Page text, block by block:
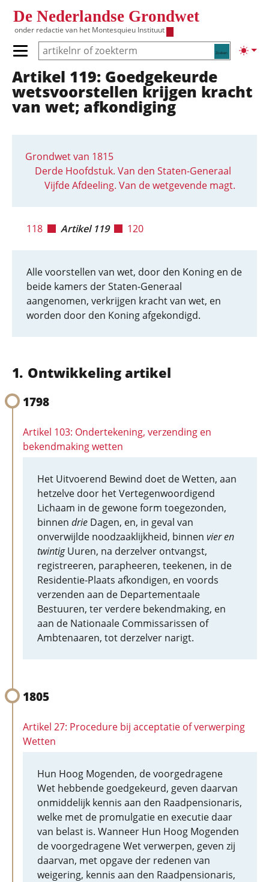
De Nederlandse Grondwet
onder redactie van het Montesquieu Instituut
Zoeken
Primair menu tonen/verbergen
Hoofdnavigatie
Artikel 119: Goedgekeurde
wetsvoorstellen krijgen kracht
van wet; afkondiging
Grondwet van 1815
Derde Hoofdstuk. Van den Staten-Generaal
Vijfde Afdeeling. Van de wetgevende magt.
118 Artikel 119 120
Alle voorstellen van wet, door den Koning en de
beide kamers der Staten-Generaal
aangenomen, verkrijgen kracht van wet, en
worden door den Koning afgekondigd.
Ontwikkeling artikel
1798
Artikel 103: Ondertekening, verzending en
bekendmaking wetten
Het Uitvoerend Bewind doet de Wetten, aan
hetzelve door het Vertegenwoordigend
Lichaam in de gewone form toegezonden,
binnen drie Dagen, en, in geval van
onverwijlde noodzaaklijkheid, binnen vier en
twintigUuren, na derzelver ontvangst,
registreeren, parapheeren, teekenen, in de
Residentie-Plaats afkondigen, en voords
verzenden aan de Departementaale
Bestuuren, ter verdere bekendmaking, en
aan de Nationaale Commissarissen of
Ambtenaaren, tot derzelver narigt.
1805
Artikel 27: Procedure bij acceptatie of verwerping
Wetten
Hun Hoog Mogenden, de voorgedragene
Wet hebbende goedgekeurd, geven daarvan
onmiddelijk kennis aan den Raadpensionaris,
welke met de promulgatie en executie daar
van belast is. Wanneer Hun Hoog Mogenden
de voorgedragene Wet verwerpen, geven zij
daarvan, met opgave der redenen van
weigering, kennis aan den Raadpensionaris,